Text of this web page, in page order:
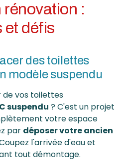
:
et défis
des toilettes
modèle suspendu
de vos toilettes
suspendu ? C'est un projet
votre espace
par déposer votre ancien
l'arrivée d'eau et
tout démontage.